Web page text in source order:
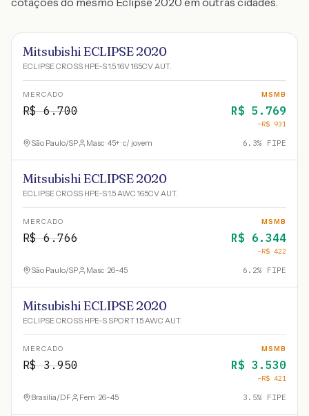
Mitsubishi ECLIPSE 2020
ECLIPSE CROSS HPE-S 1.5 16V 165CV AUT.
MERCADO
R$6.700
MSMB
R$ 5.769
−R$ 931
São Paulo/SP Masc · 45+ · c/ jovem 6.3% FIPE
Mitsubishi ECLIPSE 2020
ECLIPSE CROSS HPE-S 1.5 AWC 165CV AUT.
MERCADO
R$6.766
MSMB
R$ 6.344
−R$ 422
São Paulo/SP Masc · 26-45 6.2% FIPE
Mitsubishi ECLIPSE 2020
ECLIPSE CROSS HPE-S SPORT 1.5 AWC AUT.
MERCADO
R$3.950
MSMB
R$ 3.530
−R$ 421
Brasília/DF Fem · 26-45 3.5% FIPE